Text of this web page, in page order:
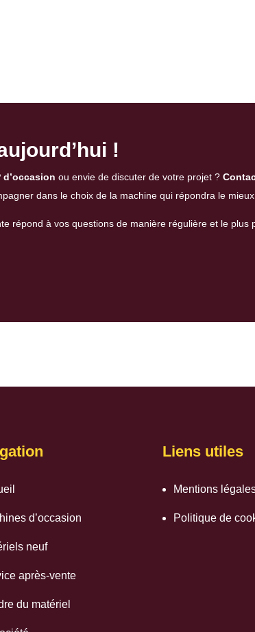
!
d’occasion ou envie de discuter de votre projet ?
dans le choix de la machine qui répondra le
répond à vos questions de manière régulière et le plus
d’occasion
neuf
après-vente
du matériel
Liens utiles
Mentions
Politique de